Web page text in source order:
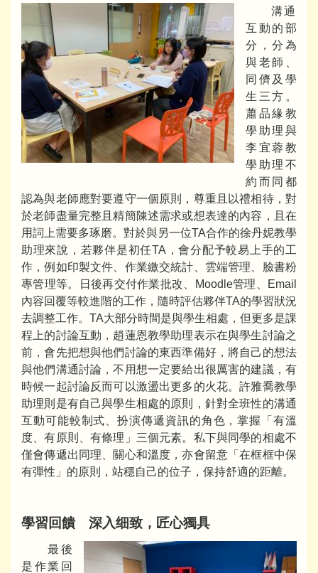
溝通
互動的部
分，分為
與老師、
同儕及學
生三方。
蕭品緣教
學助理與
李宜蓉教
學助理不
約而同都
認為與老師應對要遵守一個原則，尊重且以禮相待，對
於老師盡量完整且精簡陳述需求或想表達的內容，且在
用詞上需要多琢磨。對於與另一位TA合作的徐丹妮教學
助理來說，若夥伴是初任TA，會分配予較易上手的工
作，例如印製文件、作業繳交統計、雲端管理、臉書粉
專管理等。日後再交付作業批改、Moodle管理、Email
內容回覆等較進階的工作，隨時評估夥伴TA的學習狀況
去調整工作。TA大部分時間是與學生相處，但更多是課
程上的討論互動，趙蓮恩教學助理表示在與學生討論之
前，會先把想與他們討論的東西準備好，將自己的想法
與他們溝通討論，不用想一定要給出很厲害的建議，有
時候一起討論反而可以激盪出更多的火花。許雅喬教學
助理則是有自己與學生相處的原則，針對全班性的溝通
互動可能較制式、扮演傳遞資訊的角色，掌握「有溫
度、有原則、有條理」三個元素。私下與同學的相處不
僅會傳遞出同理、關心和溫度，亦會留意「在框框中保
有彈性」的原則，站穩自己的位子，保持舒適的距離。
學習回饋 深入细致，匠心獨具
最後
是作業回